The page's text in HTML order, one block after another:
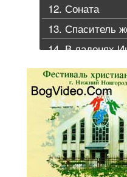
12. Соната
13. Спаситель
14. В ладонях
15. Утро
16. Часто в пути
17. Гефсимания
18. Жизнь
19. Не унывай
20. Как